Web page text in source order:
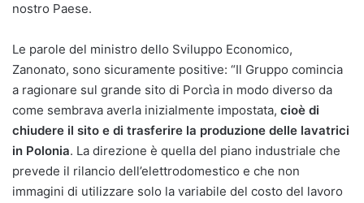
nostro Paese.
Le parole del ministro dello Sviluppo Economico,
Zanonato, sono sicuramente positive: “Il Gruppo comincia
a ragionare sul grande sito di Porcìa in modo diverso da
come sembrava averla inizialmente impostata, cioè di
chiudere il sito e di trasferire la produzione delle lavatrici
in Polonia. La direzione è quella del piano industriale che
prevede il rilancio dell’elettrodomestico e che non
immagini di utilizzare solo la variabile del costo del lavoro